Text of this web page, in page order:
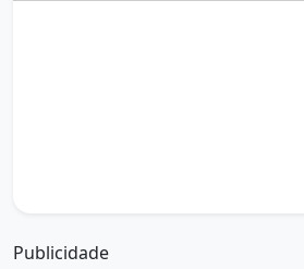
Publicidade